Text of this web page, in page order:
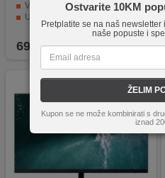
Ostvarite 10KM
Pretplatite se na naš
naše popuste i
ŽELIM
Kupon se ne može kombinirati s
iznad
VA panel za dublje crne boje.
Ugrađeni zvučnici od 5W s Dolby Digital Plus.
Povezivost: HDMI, USB, WiFi i Bluetooth.
699,90KM